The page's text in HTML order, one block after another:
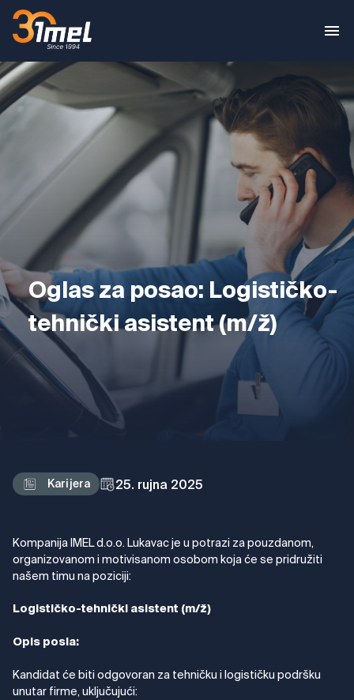
Oglas za posao: Logističko-
tehnički asistent (m/ž)
Karijera 25. rujna 2025
Kompanija IMEL d.o.o. Lukavac je u potrazi za pouzdanom,
organizovanom i motivisanom osobom koja će se pridružiti
našem timu na poziciji:
Logističko-tehnički asistent (m/ž)
Opis posla:
Kandidat će biti odgovoran za tehničku i logističku podršku
unutar firme, uključujući: